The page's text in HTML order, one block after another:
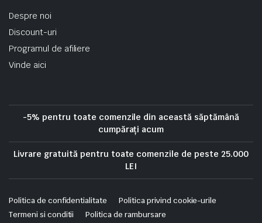
Despre noi
Discount-uri
Programul de afiliere
Vinde aici
-5% pentru toate comenzile din această săptămână
cumpărați acum
Livrare gratuită pentru toate comenzile de peste 25.000
LEI
Politica de confidentialitate
Politica privind cookie-urile
Termeni si conditii
Politica de rambursare